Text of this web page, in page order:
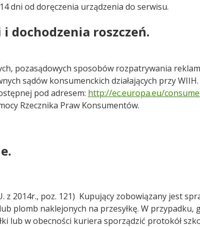
dni od doręczenia urządzenia do serwisu.
dochodzenia roszczeń.
pozasądowych sposobów rozpatrywania
sądów konsumenckich działających przy
pod adresem: http://ec.europa.eu/
Rzecznika Praw Konsumentów.
z 2014r., poz. 121) Kupujący zobowiązany jest
plomb naklejonych na przesyłkę. W przypadku,
lub w obecności kuriera sporządzić protokół